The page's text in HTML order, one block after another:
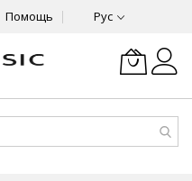
Помощь Рус